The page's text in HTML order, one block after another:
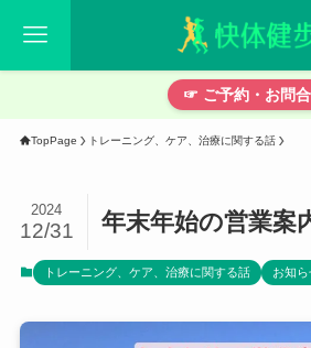
☞ ご予約・お問
TopPage トレーニング、ケア、治療に関する話
年末年始の営業案
2024
12/31
トレーニング、ケア、治療に関する話 お知